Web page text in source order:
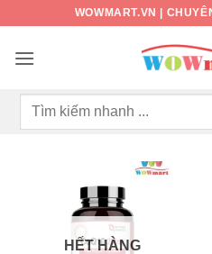
nội
WOWMART.VN |
Tìm
HẾT HÀNG